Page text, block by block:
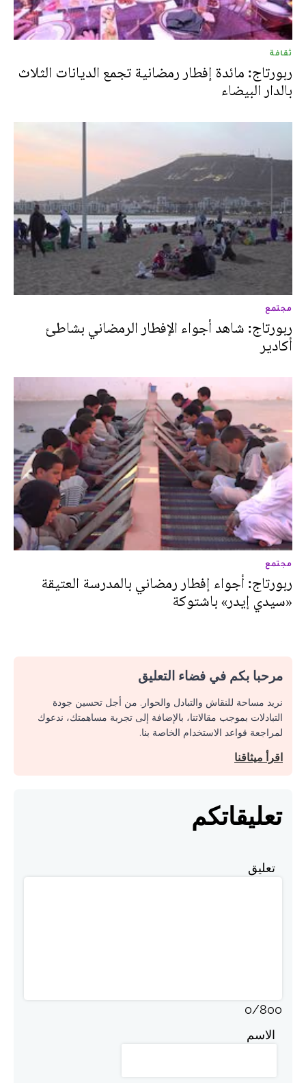
ثقافة
ربورتاج: مائدة إفطار رمضانية تجمع الديانات الثلاث
بالدار البيضاء
مجتمع
ربورتاج: شاهد أجواء الإفطار الرمضاني بشاطئ
أكادير
مجتمع
ربورتاج: أجواء إفطار رمضاني بالمدرسة العتيقة
«سيدي إيدر» باشتوكة
مرحبا بكم في فضاء التعليق
نريد مساحة للنقاش والتبادل والحوار. من أجل تحسين جودة
التبادلات بموجب مقالاتنا، بالإضافة إلى تجربة مساهمتك، ندعوك
لمراجعة قواعد الاستخدام الخاصة بنا.
اقرأ ميثاقنا
تعليقاتكم
تعليق
0/800
الاسم